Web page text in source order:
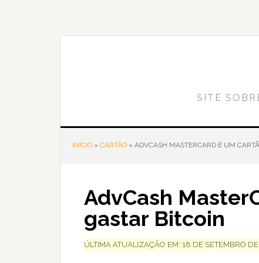
SITE
INÍCIO » CARTÃO » ADVCASH MASTERCARD É UM
AdvCash
gastar Bitcoin
ÚLTIMA ATUALIZAÇÃO EM: 18 DE SETEMBRO